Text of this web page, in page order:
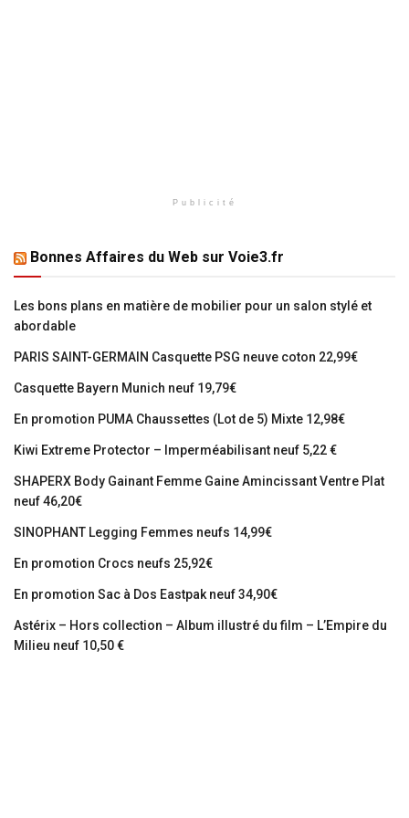
Publicité
Bonnes Affaires du Web sur Voie3.fr
Les bons plans en matière de mobilier pour un salon stylé et
abordable
PARIS SAINT-GERMAIN Casquette PSG neuve coton 22,99€
Casquette Bayern Munich neuf 19,79€
En promotion PUMA Chaussettes (Lot de 5) Mixte 12,98€
Kiwi Extreme Protector – Imperméabilisant neuf 5,22 €
SHAPERX Body Gainant Femme Gaine Amincissant Ventre Plat
neuf 46,20€
SINOPHANT Legging Femmes neufs 14,99€
En promotion Crocs neufs 25,92€
En promotion Sac à Dos Eastpak neuf 34,90€
Astérix – Hors collection – Album illustré du film – L’Empire du
Milieu neuf 10,50 €